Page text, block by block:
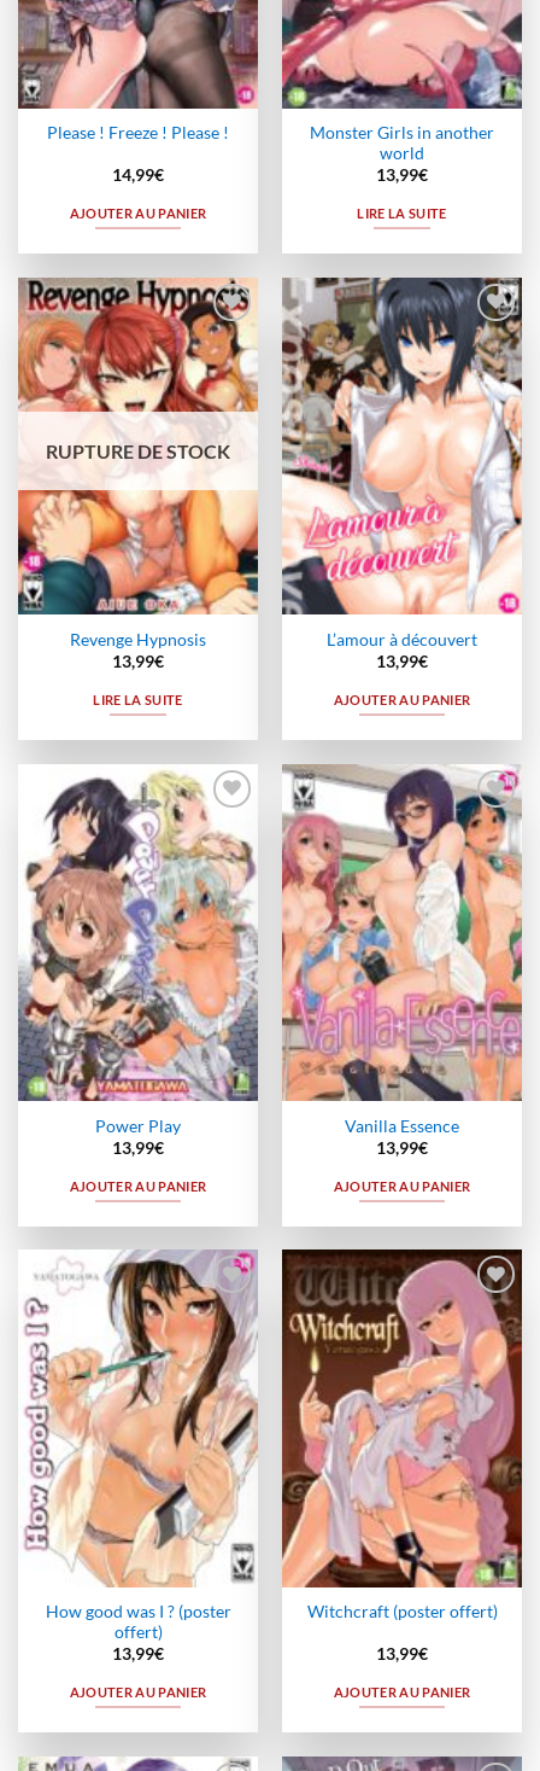
Please ! Freeze ! Please !
14,99€
AJOUTER AU PANIER
Monster Girls in another
world
13,99€
LIRE LA SUITE
Ajouter
à la
wishlist
RUPTURE DE STOCK
Revenge Hypnosis
13,99€
LIRE LA SUITE
Ajouter
à la
wishlist
L’amour à découvert
13,99€
AJOUTER AU PANIER
Ajouter
à la
wishlist
Power Play
13,99€
AJOUTER AU PANIER
Ajouter
à la
wishlist
Vanilla Essence
13,99€
AJOUTER AU PANIER
Ajouter
à la
wishlist
How good was I ? (poster
offert)
13,99€
AJOUTER AU PANIER
Ajouter
à la
wishlist
Witchcraft (poster offert)
13,99€
AJOUTER AU PANIER